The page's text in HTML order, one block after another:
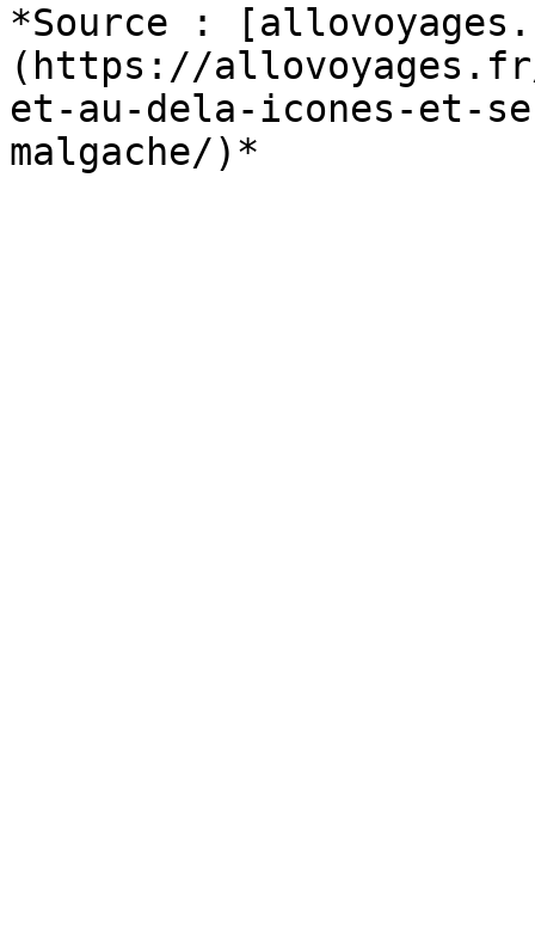
*Source :
(https://allovoyages.fr/
et-au-dela-icones-et-